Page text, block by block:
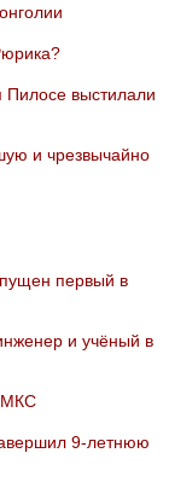
Пилосе выстилали
и чрезвычайно
первый в
и учёный в
МКС
9-летнюю